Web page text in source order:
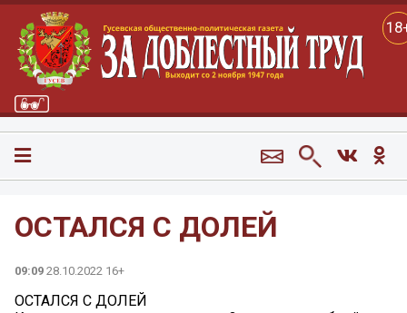
ОСТАЛСЯ С ДОЛЕЙ
09:09 28.10.2022 16+
ОСТАЛСЯ С ДОЛЕЙ